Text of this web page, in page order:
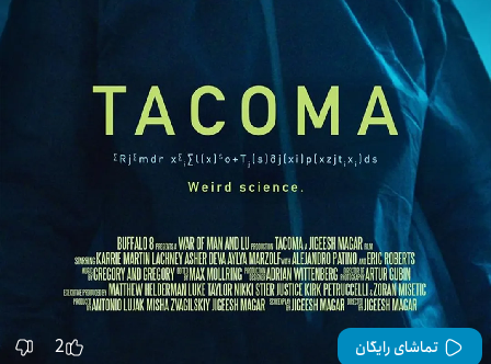
تماشای رایگان 2